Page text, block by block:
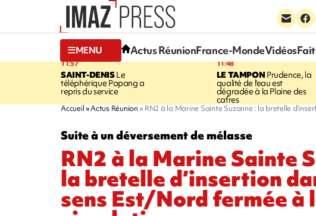
MENU Actus RéunionFrance-MondeVidéos
11:57
SAINT-DENISLe
téléphérique Papang a
repris du service
11:48
LE TAMPONPrudence, la
qualité de l'eau est
dégradée à la Plaine des
cafres
Accueil Actus Réunion RN2 à la Marine Sainte Suzanne : la bretelle
Suite à un déversement de mélasse
RN2 à la Marine Sainte
la bretelle d’insertion
sens Est/Nord fermée à